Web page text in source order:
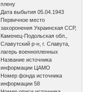
плену
Дата выбытия 05.04.1943
Первичное место
захоронения Украинская ССР,
Каменец-Подольская обл.,
Славутский р-н, г. Славута,
лагерь военнопленных
Название источника
информации ЦАМО
Номер фонда источника
информации 58